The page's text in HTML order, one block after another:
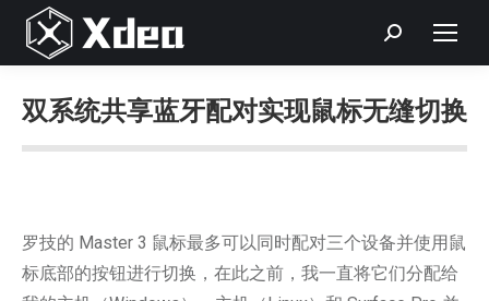
Search:
双系统共享蓝牙配对实现鼠标无缝切换
您在这里：
罗技的 Master 3 鼠标最多可以同时配对三个设备并使用鼠
标底部的按钮进行切换，在此之前，我一直将它们分配给